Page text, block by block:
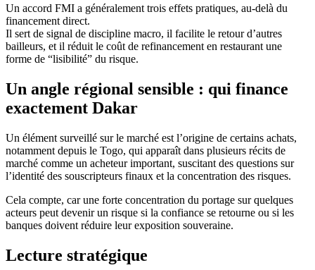
Un accord FMI a généralement trois effets pratiques, au-delà du
financement direct.
Il sert de signal de discipline macro, il facilite le retour d’autres
bailleurs, et il réduit le coût de refinancement en restaurant une
forme de “lisibilité” du risque.
Un angle régional sensible : qui finance
exactement Dakar
Un élément surveillé sur le marché est l’origine de certains achats,
notamment depuis le Togo, qui apparaît dans plusieurs récits de
marché comme un acheteur important, suscitant des questions sur
l’identité des souscripteurs finaux et la concentration des risques.
Cela compte, car une forte concentration du portage sur quelques
acteurs peut devenir un risque si la confiance se retourne ou si les
banques doivent réduire leur exposition souveraine.
Lecture stratégique